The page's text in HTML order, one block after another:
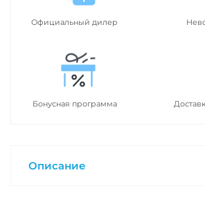
Официальный дилер
Бонусная программа
Описание